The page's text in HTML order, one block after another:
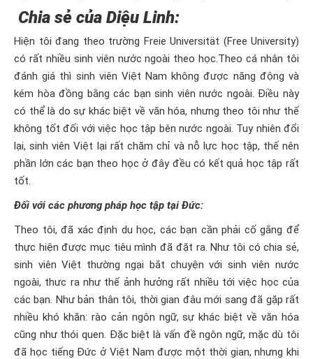
Chia sẻ của Diệu Linh:
Hiện tôi đang theo trường Freie Universität (Free University)
có rất nhiều sinh viên nước ngoài theo học.Theo cá nhân tôi
đánh giá thì sinh viên Việt Nam không được năng động và
kém hòa đồng bằng các bạn sinh viên nước ngoài. Điều này
có thể là do sự khác biệt về văn hóa, nhưng theo tôi như thế
không tốt đối với việc học tập bên nước ngoài. Tuy nhiên đổi
lại, sinh viên Việt lại rất chăm chỉ và nỗ lực học tập, thế nên
phần lớn các bạn theo học ở đây đều có kết quả học tập rất
tốt.
Đối với các phương pháp học tập tại Đức:
Theo tôi, đã xác định du học, các bạn cần phải cố gắng để
thực hiện được mục tiêu mình đã đặt ra. Như tôi có chia sẻ,
sinh viên Việt thường ngại bắt chuyện với sinh viên nước
ngoài, thưc ra như thế ảnh hưởng rất nhiều tới việc học của
các bạn. Như bản thân tôi, thời gian đâu mới sang đã gặp rất
nhiều khó khăn: rào cản ngôn ngữ, sự khác biệt về văn hóa
cũng như thói quen. Đặc biệt là vấn đề ngôn ngữ, mặc dù tôi
đã học tiếng Đức ở Việt Nam được một thời gian, nhưng khi